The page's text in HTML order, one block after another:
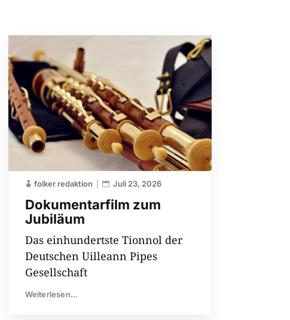
Dokumentarfilm zum
Jubiläum
folker redaktion Juli 23, 2026
Das einhundertste Tionnol der
Deutschen Uilleann Pipes
Gesellschaft
Weiterlesen...